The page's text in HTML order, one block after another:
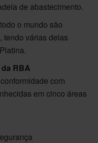
de abastecimento.
o mundo são
tendo várias delas
RBA
com
em cinco áreas